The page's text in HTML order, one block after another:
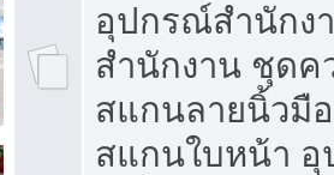
อุปกรณ์สำนักง
สำนักงาน ชุดค
สแกนลายนิ้วมื
สแกนใบหน้า